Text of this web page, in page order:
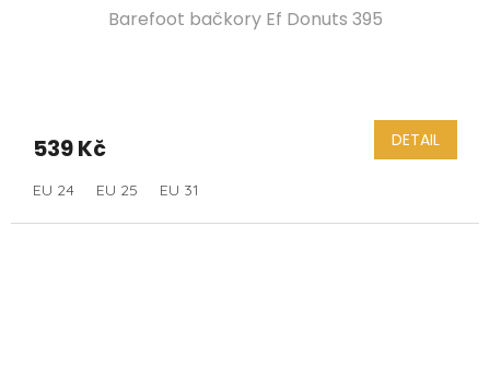
Barefoot bačkory Ef Donuts 395
539 Kč DETAIL
EU 24 EU 25 EU 31